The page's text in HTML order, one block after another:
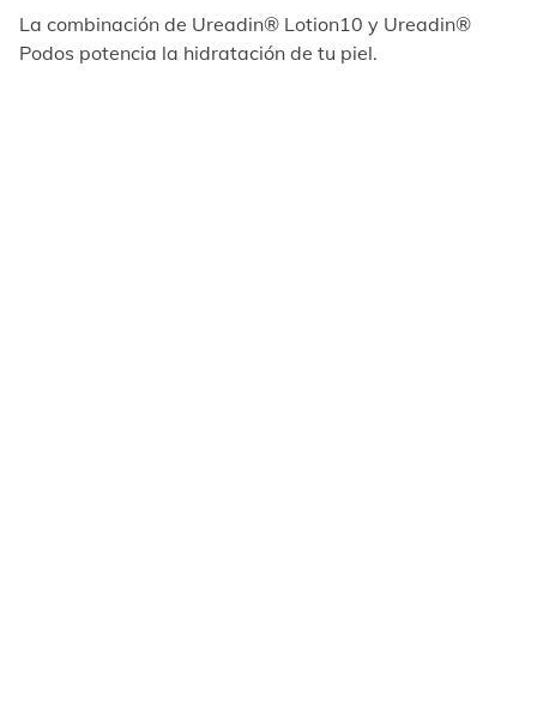
La combinación de Ureadin® Lotion10 y Ureadin®
Podos potencia la hidratación de tu piel.